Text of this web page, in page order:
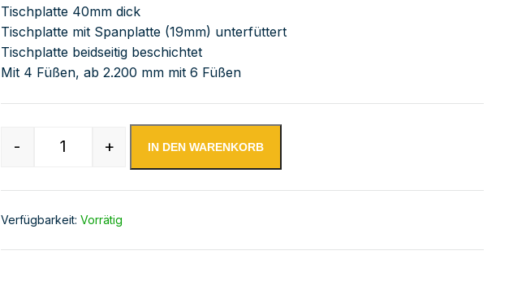
Tischplatte 40mm dick
Tischplatte mit Spanplatte (19mm) unterfüttert
Tischplatte beidseitig beschichtet
Mit 4 Füßen, ab 2.200 mm mit 6 Füßen
Edelstahl Arbeitsschrank mit Aufkantung Menge
- + IN DEN WARENKORB
Verfügbarkeit: Vorrätig